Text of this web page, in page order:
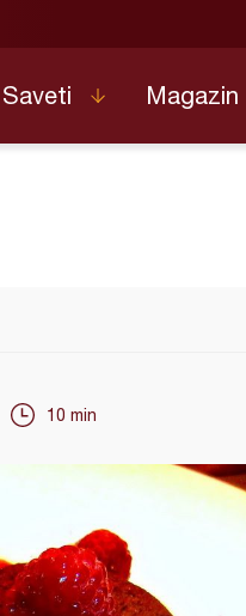
Saveti Magazin
10 min